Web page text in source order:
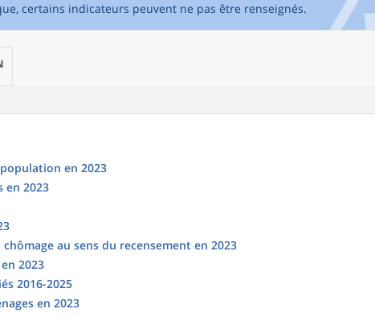
certains indicateurs peuvent ne pas être renseignés.
en 2023
en 2023
au sens du recensement en 2023
2023
2016-2025
en 2023